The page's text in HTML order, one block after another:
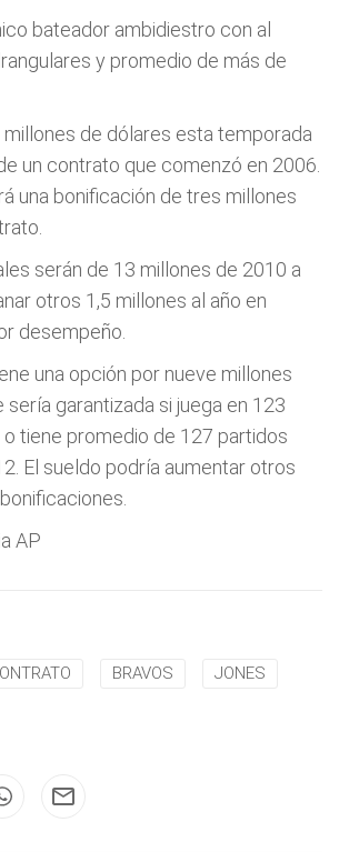
bateador ambidiestro con al
y promedio de más de
de dólares esta temporada
un contrato que comenzó en 2006.
una bonificación de tres millones
serán de 13 millones de 2010 a
otros 1,5 millones al año en
desempeño.
una opción por nueve millones
sería garantizada si juega en 123
tiene promedio de 127 partidos
El sueldo podría aumentar otros
AP
BRAVOS JONES